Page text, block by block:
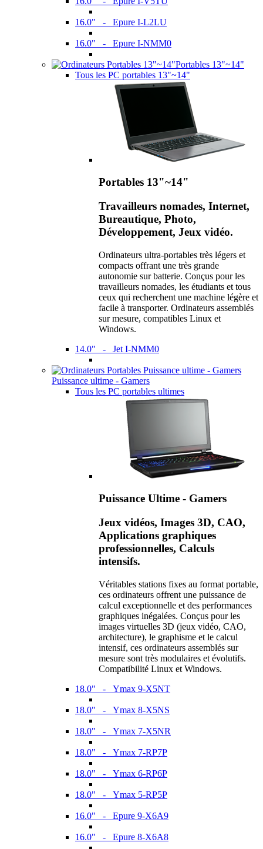
16.0" - Epure I-L2LU
16.0" - Epure I-NMM0
Portables 13"~14"
Tous les PC portables 13"~14"
Portables 13"~14"
Travailleurs nomades, Internet,
Bureautique, Photo,
Développement, Jeux vidéo.
Ordinateurs ultra-portables très légers et
compacts offrant une très grande
autonomie sur batterie. Conçus pour les
travailleurs nomades, les étudiants et tous
ceux qui recherchent une machine légère et
facile à transporter. Ordinateurs assemblés
sur mesure, compatibles Linux et
Windows.
14.0" - Jet I-NMM0
Puissance ultime - Gamers
Tous les PC portables ultimes
Puissance Ultime - Gamers
Jeux vidéos, Images 3D, CAO,
Applications graphiques
professionnelles, Calculs
intensifs.
Véritables stations fixes au format portable,
ces ordinateurs offrent une puissance de
calcul exceptionnelle et des performances
graphiques inégalées. Conçus pour les
images virtuelles 3D (jeux vidéo, CAO,
architecture), le graphisme et le calcul
intensif, ces ordinateurs assemblés sur
mesure sont très modulaires et évolutifs.
Compatibilité Linux et Windows.
18.0" - Ymax 9-X5NT
18.0" - Ymax 8-X5NS
18.0" - Ymax 7-X5NR
18.0" - Ymax 7-RP7P
18.0" - Ymax 6-RP6P
18.0" - Ymax 5-RP5P
16.0" - Epure 9-X6A9
16.0" - Epure 8-X6A8